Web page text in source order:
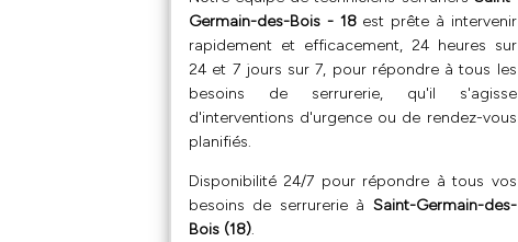
Germain-des-Bois - 18est prête à intervenir
rapidement et efficacement, 24 heures sur
24 et 7 jours sur 7, pour répondre à tous les
besoins de serrurerie, qu'il s'agisse
d'interventions d'urgence ou de rendez-vous
planifiés.
Disponibilité 24/7 pour répondre à tous vos
besoins de serrurerie à Saint-Germain-des-
Bois (18).